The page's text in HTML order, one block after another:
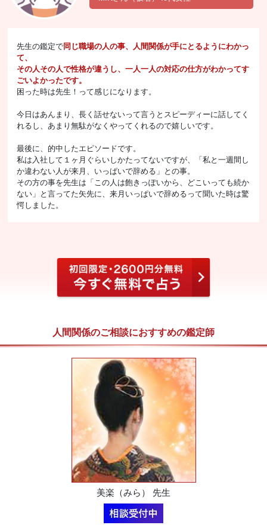
先生の鑑定で同じ職場の人の事、人間関係が手にとるようにわかっ
て、
その人その人で性格が違うし、一人一人の対応の仕方がわかってす
ごいよかったです。
困った時は先生！って感じになります。
今日はあんまり、長く話せないって言うとスピーディーに話してく
れるし、あまり無駄がなくやってくれるので嬉しいです。
最後に、的中したエピソードです。
私は入社して１ヶ月ぐらいしかたってないですが、「私と一週間し
か違わない人が来月、いっぱいで辞める」との事。
その方の事を先生は「この人は飽きっぽいから、どこいっても続か
ない」と言ってた矢先に、来月いっぱいで辞めるって聞いた時は驚
愕しました。
人間関係のご相談におすすめの鑑定師
美楽（みら） 先生